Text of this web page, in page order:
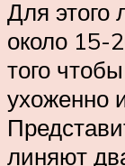
Для этого
около 15-
того
ухоженно
линяют